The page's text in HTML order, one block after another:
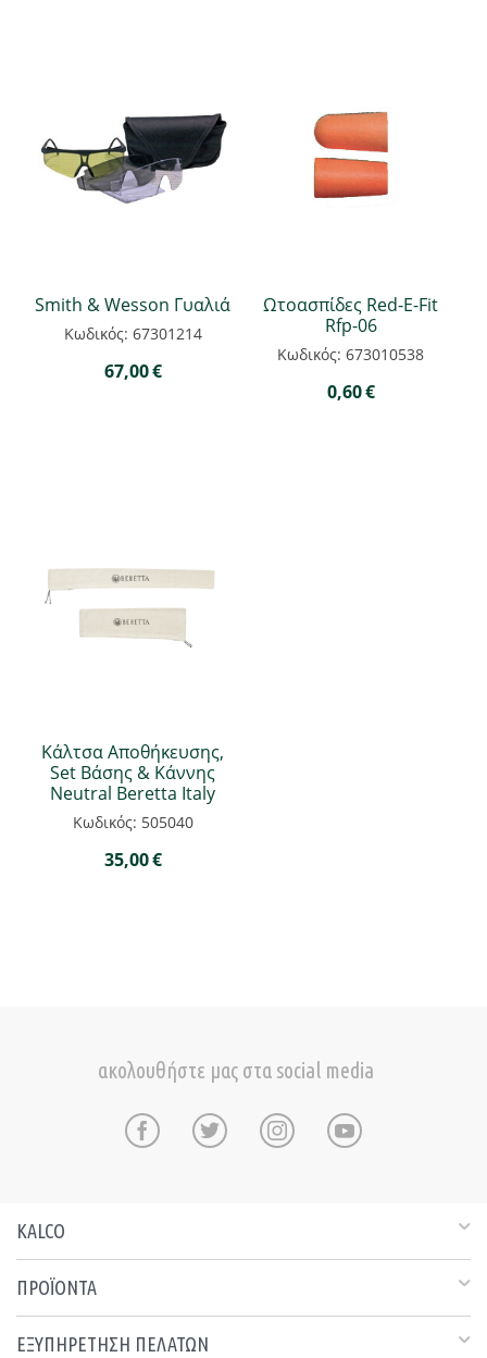
Smith & Wesson Γυαλιά
Κωδικός: 67301214
67,00€
Ωτοασπίδες Red-Ε-Fit
Rfp-06
Κωδικός: 673010538
0,60€
Κάλτσα Αποθήκευσης,
Set Βάσης & Κάννης
Neutral Beretta Italy
Κωδικός: 505040
35,00€
ακολουθήστε μας στα social media
KALCO
ΠΡΟΪΟΝΤΑ
ΕΞΥΠΗΡΕΤΗΣΗ ΠΕΛΑΤΩΝ